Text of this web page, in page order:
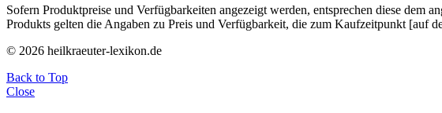
Sofern Produktpreise und Verfügbarkeiten angezeigt werden, entsprechen diese dem
Produkts gelten die Angaben zu Preis und Verfügbarkeit, die zum Kaufzeitpunkt [auf
© 2026 heilkraeuter-lexikon.de
Back to Top
Close